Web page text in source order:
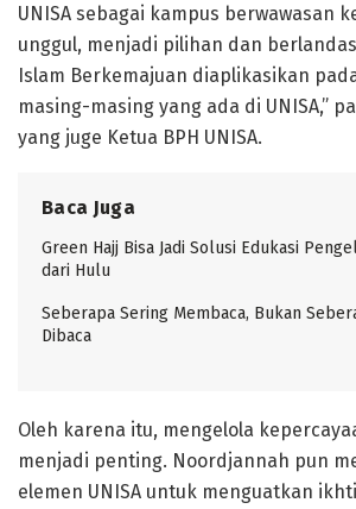
UNISA sebagai kampus berwawasan
unggul, menjadi pilihan dan
Islam Berkemajuan diaplikasikan
masing-masing yang ada di UNISA,”
yang juge Ketua BPH UNISA.
Baca Juga
Green Hajj Bisa Jadi Solusi Edukasi
dari Hulu
Seberapa Sering Membaca, Bukan
Dibaca
Oleh karena itu, mengelola
menjadi penting. Noordjannah pun
elemen UNISA untuk menguatkan